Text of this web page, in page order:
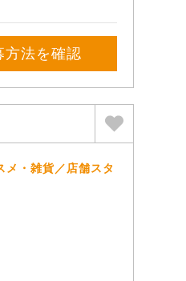
方法を確認
メ・雑貨／店舗スタ